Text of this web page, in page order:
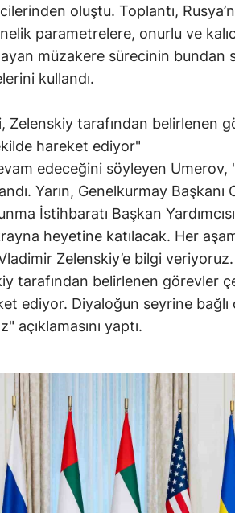
oluştu. Toplantı,
parametrelere, onurlu ve
müzakere sürecinin bundan
kullandı.
Zelenskiy tarafından belirlenen
hareket ediyor"
edeceğini söyleyen Umerov,
Yarın, Genelkurmay
İstihbaratı Başkan
heyetine katılacak. Her
Zelenskiy’e bilgi
tarafından belirlenen görevler
ediyor. Diyaloğun seyrine
açıklamasını yaptı.